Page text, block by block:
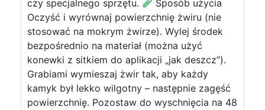
czy specjalnego sprzętu.
Sposób użycia
Oczyść i wyrównaj powierzchnię żwiru (nie
stosować na mokrym żwirze). Wylej środek
bezpośrednio na materiał (można użyć
konewki z sitkiem do aplikacji „jak deszcz”).
Grabiami wymieszaj żwir tak, aby każdy
kamyk był lekko wilgotny – następnie zagęść
powierzchnię. Pozostaw do wyschnięcia na 48